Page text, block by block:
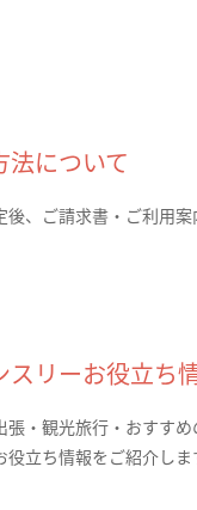
法について
、ご請求書・ご利用案
スリーお役立ち
張・観光旅行・おすす
立ち情報をご紹介しま